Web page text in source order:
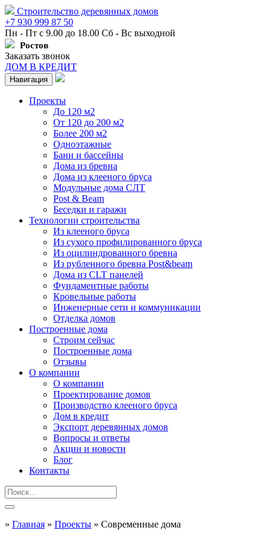
Строительство деревянных домов
+7 930 999 87 50
Пн - Пт с 9.00 до 18.00 Сб - Вс выходной
Ростов
Заказать звонок
ДОМ В КРЕДИТ
Навигация
Проекты
До 120 м2
От 120 до 200 м2
Более 200 м2
Одноэтажные
Бани и бассейны
Дома из бревна
Дома из клееного бруса
Модульные дома СЛТ
Post & Beam
Беседки и гаражи
Технологии строительства
Из клееного бруса
Из сухого профилированного бруса
Из оцилиндрованного бревна
Из рубленного бревна Post&beam
Дома из CLT панелей
Фундаментные работы
Кровельные работы
Инженерные сети и коммуникации
Отделка домов
Построенные дома
Строим сейчас
Построенные дома
Отзывы
О компании
О компании
Проектирование домов
Производство клееного бруса
Дом в кредит
Экспорт деревянных домов
Вопросы и ответы
Акции и новости
Блог
Контакты
» Главная » Проекты » Современные дома